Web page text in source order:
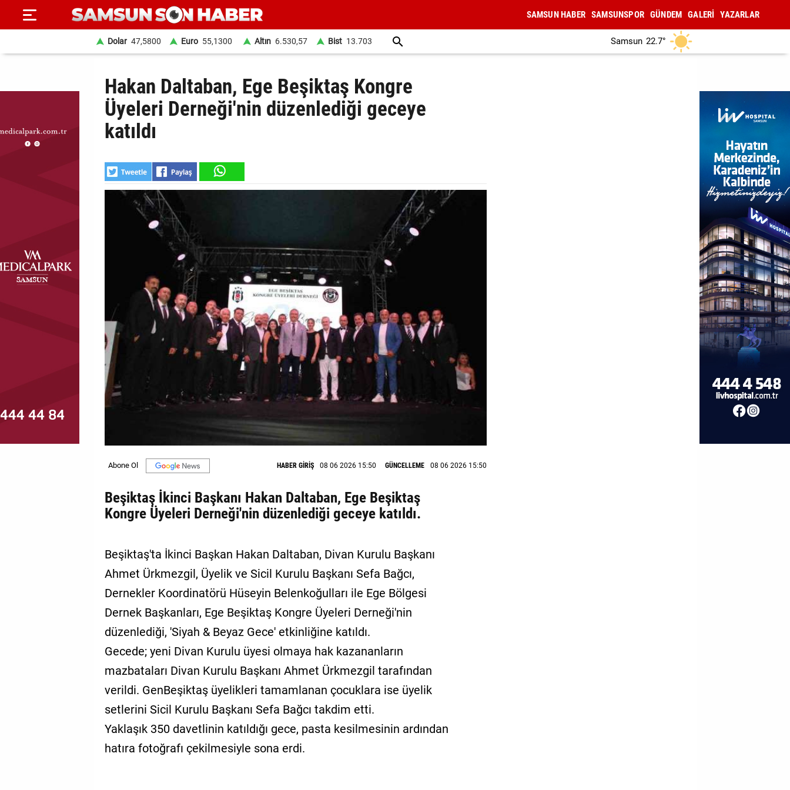
SAYFA
HABER
DÜNYA
MAGAZİN
Künye
İletişim
SAMSUN HABER SAMSUNSPOR GÜNDEM GALERİ YAZARLAR
Dolar 47,5800 Euro 55,1300 Altın 6.530,57 Bist 13.703 Samsun 22.7°
Hakan Daltaban, Ege Beşiktaş Kongre
Üyeleri Derneği'nin düzenlediği geceye
katıldı
HABER GİRİŞ 08 06 2026 15:50 GÜNCELLEME 08 06 2026 15:50
Beşiktaş İkinci Başkanı Hakan Daltaban, Ege Beşiktaş
Kongre Üyeleri Derneği'nin düzenlediği geceye katıldı.
Beşiktaş'ta İkinci Başkan Hakan Daltaban, Divan Kurulu Başkanı
Ahmet Ürkmezgil, Üyelik ve Sicil Kurulu Başkanı Sefa Bağcı,
Dernekler Koordinatörü Hüseyin Belenkoğulları ile Ege Bölgesi
Dernek Başkanları, Ege Beşiktaş Kongre Üyeleri Derneği'nin
düzenlediği, 'Siyah & Beyaz Gece' etkinliğine katıldı.
Gecede; yeni Divan Kurulu üyesi olmaya hak kazananların
mazbataları Divan Kurulu Başkanı Ahmet Ürkmezgil tarafından
verildi. GenBeşiktaş üyelikleri tamamlanan çocuklara ise üyelik
setlerini Sicil Kurulu Başkanı Sefa Bağcı takdim etti.
Yaklaşık 350 davetlinin katıldığı gece, pasta kesilmesinin ardından
hatıra fotoğrafı çekilmesiyle sona erdi.